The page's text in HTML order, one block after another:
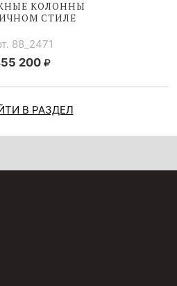
КОЛОННЫ
СТИЛЕ
88_2471
200
В РАЗДЕЛ